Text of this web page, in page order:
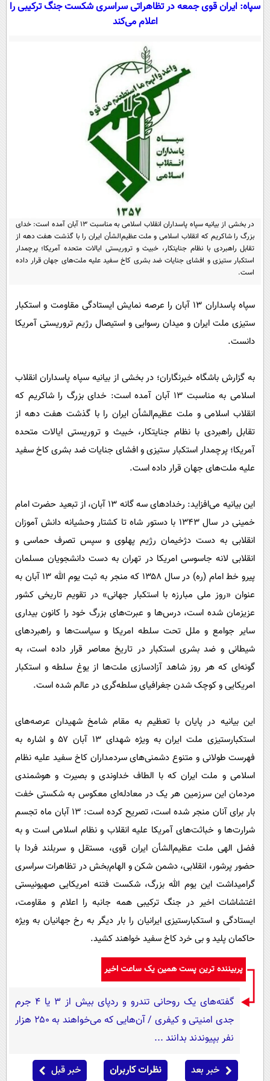
سیاسی
اقتصاد
اقتصادی
خودرو
جامعه
اجتماعی
حوادث
سلامت
یک برش دانایی
محیط زیست
سفر و تفریح
ورزشی
بین الملل
سیاست خارجی
فرهنگ و هنر
علم و دانش
فناوری و It
علمی
اخبار کریپتو
قرآن
گوناگون
سرگرمی
باشگاه مغز
مجله تصویری سلاح
فیلم
اقتصاد
سیاست
گوناگون
فرهنگی
بین الملل
اجتماعی
سیاست خارجی
عصر ایران 2
خواندنی ها و دیدنی ها
داستان کوتاه
آموزش زبان
سپاه: ایران قوی جمعه در تظاهراتی سراسری شکست جنگ ترکیبی را
اعلام می‌کند
در بخشی از بیانیه سپاه پاسداران انقلاب اسلامی به مناسبت ۱۳ آبان آمده است: خدای
بزرگ را شاکریم که انقلاب اسلامی و ملت عظیم‌الشأن ایران را با گذشت هفت دهه از
تقابل راهبردی با نظام جنایتکار، خبیث و تروریستی ایالات متحده آمریکا؛ پرچمدار
استکبار ستیزی و افشای جنایات ضد بشری کاخ سفید علیه ملت‌های جهان قرار داده
است.
سپاه پاسداران ۱۳ آبان را عرصه نمایش ایستادگی مقاومت و استکبار
ستیزی ملت ایران و میدان رسوایی و استیصال رژیم تروریستی آمریکا
دانست.
به گزارش باشگاه خبرنگاران؛ در بخشی از بیانیه سپاه پاسداران انقلاب
اسلامی به مناسبت ۱۳ آبان آمده است: خدای بزرگ را شاکریم که
انقلاب اسلامی و ملت عظیم‌الشأن ایران را با گذشت هفت دهه از
تقابل راهبردی با نظام جنایتکار، خبیث و تروریستی ایالات متحده
آمریکا؛ پرچمدار استکبار ستیزی و افشای جنایات ضد بشری کاخ سفید
علیه ملت‌های جهان قرار داده است.
این بیانیه می‌افزاید: رخداد‌های سه گانه ۱۳ آبان، از تبعید حضرت امام
خمینی در سال ۱۳۴۳ با دستور شاه تا کشتار وحشیانه دانش آموزان
انقلابی به دست دژخیمان رژیم پهلوی و سپس تصرف حماسی و
انقلابی لانه جاسوسی امریکا در تهران به دست دانشجویان مسلمان
پیرو خط امام (ره) در سال ۱۳۵۸ که منجر به ثبت یوم الله ۱۳ آبان به
عنوان «روز ملی مبارزه با استکبار جهانی» در تقویم تاریخی کشور
عزیزمان شده است، درس‌ها و عبرت‌های بزرگ خود را کانون بیداری
سایر جوامع و ملل تحت سلطه امریکا و سیاست‌ها و راهبرد‌های
شیطانی و ضد بشری استکبار در تاریخ معاصر قرار داده است، به
گونه‌ای که هر روز شاهد آزادسازی ملت‌ها از یوغ سلطه و استکبار
امریکایی و کوچک شدن جغرافیای سلطه‌گری در عالم شده است.
این بیانیه در پایان با تعظیم به مقام شامخ شهیدان عرصه‌های
استکبارستیزی ملت ایران به ویژه شهدای ۱۳ آبان ۵۷ و اشاره به
فهرست طولانی و متنوع دشمنی‌های سردمداران کاخ سفید علیه نظام
اسلامی و ملت ایران که با الطاف خداوندی و بصیرت و هوشمندی
مردمان این سرزمین هر یک در معادله‌ای معکوس به شکستی خفت
بار برای آنان منجر شده است، تصریح کرده است: ۱۳ آبان ماه تجسم
شرارت‌ها و خباثت‌های آمریکا علیه انقلاب و نظام اسلامی است و به
فضل الهی ملت عظیم‌الشأن ایران قوی، مستقل و سربلند فردا با
حضور پرشور، انقلابی، دشمن شکن و الهام‌بخش در تظاهرات سراسری
گرامیداشت این یوم الله بزرگ، شکست فتنه امریکایی صهیونیستی
اغتشاشات اخیر در جنگ ترکیبی همه جانبه را اعلام و مقاومت،
ایستادگی و استکبارستیزی ایرانیان را بار دیگر به رخ جهانیان به ویژه
حاکمان پلید و بی خرد کاخ سفید خواهند کشید.
پربیننده ترین پست همین یک ساعت اخیر
گفته‌های یک روحانی تندرو و ردپای بیش از ۳ یا ۴ جرم
جدی امنیتی و کیفری / آن‌هایی که می‌خواهند به ۲۵۰ هزار
نفر بپیوندند بدانند ...
خبر بعد نظرات کاربران خبر قبل